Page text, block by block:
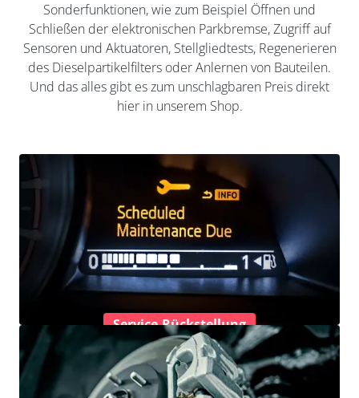
Sonderfunktionen, wie zum Beispiel Öffnen und
Schließen der elektronischen Parkbremse, Zugriff auf
Sensoren und Aktuatoren, Stellgliedtests, Regenerieren
des Dieselpartikelfilters oder Anlernen von Bauteilen.
Und das alles gibt es zum unschlagbaren Preis direkt
hier in unserem Shop.
Service-Rückstellung